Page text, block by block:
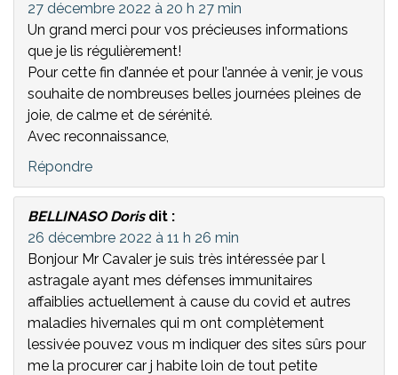
27 décembre 2022 à 20 h 27 min
Un grand merci pour vos précieuses informations
que je lis régulièrement!
Pour cette fin d’année et pour l’année à venir, je vous
souhaite de nombreuses belles journées pleines de
joie, de calme et de sérénité.
Avec reconnaissance,
Répondre
BELLINASO Doris dit :
26 décembre 2022 à 11 h 26 min
Bonjour Mr Cavaler je suis très intéressée par l
astragale ayant mes défenses immunitaires
affaiblies actuellement à cause du covid et autres
maladies hivernales qui m ont complètement
lessivée pouvez vous m indiquer des sites sûrs pour
me la procurer car j habite loin de tout petite